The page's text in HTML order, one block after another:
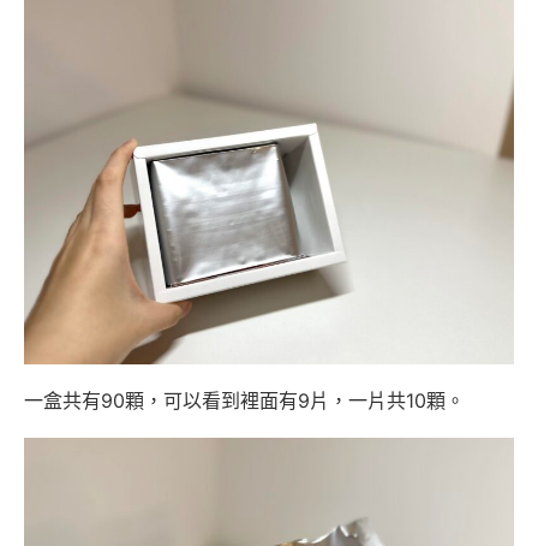
一盒共有90顆，可以看到裡面有9片，一片共10顆。